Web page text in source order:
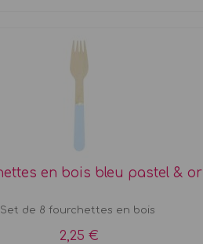
en bois bleu pastel & or
Set de 8 fourchettes en bois
2,25 €